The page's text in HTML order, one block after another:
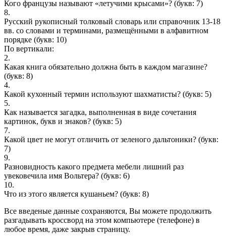
Кого французы называют «летучими крысами»? (букв: 7)
8.
Русский рукописный толковый словарь или справочник 13-18
вв. со словами и терминами, размещёнными в алфавитном
порядке (букв: 10)
По вертикали:
2.
Какая книга обязательно должна быть в каждом магазине?
(букв: 8)
4.
Какой кухонный термин используют шахматисты? (букв: 5)
5.
Как называется загадка, выполненная в виде сочетания
картинок, букв и знаков? (букв: 5)
7.
Какой цвет не могут отличить от зеленого дальтоники? (букв:
7)
9.
Разновидность какого предмета мебели лишний раз
увековечила имя Вольтера? (букв: 6)
10.
Что из этого является кушаньем? (букв: 8)
Все введеные данные сохраняются, Вы можете продолжить
разгадывать кроссворд на этом компьютере (телефоне) в
любое время, даже закрыв страницу.